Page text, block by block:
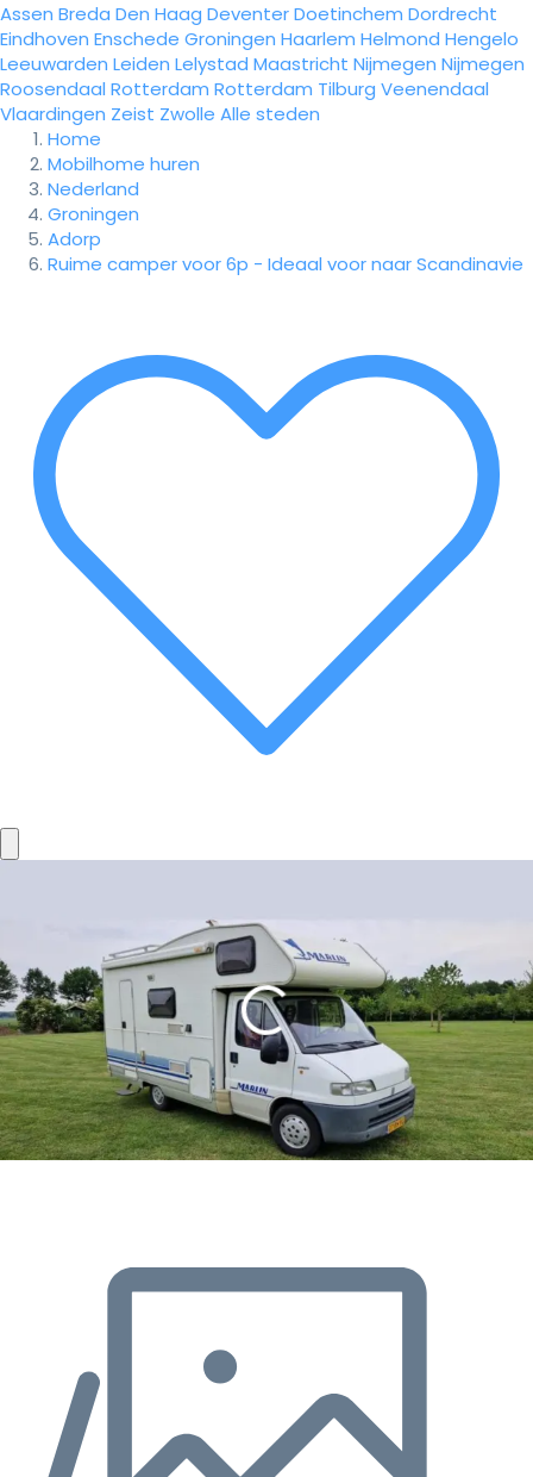
Assen Breda Den Haag DeventerDoetinchem Dordrecht
Eindhoven Enschede Groningen Haarlem Helmond Hengelo
Leeuwarden Leiden Lelystad Maastricht Nijmegen Nijmegen
Roosendaal Rotterdam Rotterdam Tilburg Veenendaal
Vlaardingen Zeist Zwolle Alle steden
Home
Mobilhome huren
Nederland
Groningen
Adorp
Ruime camper voor 6p - Ideaal voor naar Scandinavie